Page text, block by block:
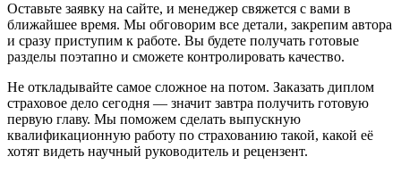
Оставьте заявку на сайте, и менеджер свяжется с вами в
ближайшее время. Мы обговорим все детали, закрепим автора
и сразу приступим к работе. Вы будете получать готовые
разделы поэтапно и сможете контролировать качество.
Не откладывайте самое сложное на потом. Заказать диплом
страховое дело сегодня — значит завтра получить готовую
первую главу. Мы поможем сделать выпускную
квалификационную работу по страхованию такой, какой её
хотят видеть научный руководитель и рецензент.